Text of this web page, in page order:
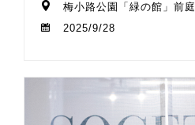
梅小路公園「緑の館」前庭
2025/9/28